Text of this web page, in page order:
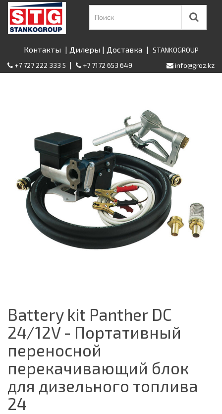
Контакты | Дилеры | Доставка | STANKOGROUP
+7 727 222 333 5 | +7 7172 653 649 info@groz.kz
Battery kit Panther DC
24/12V - Портативный
переносной
перекачивающий блок
для дизельного топлива
24